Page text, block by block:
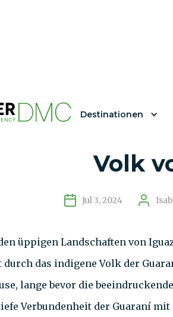
Destinationen
Volk
Jul 3, 2024
üppigen Landschaften von
durch das indigene Volk der
lange bevor die
Verbundenheit der Guaraní